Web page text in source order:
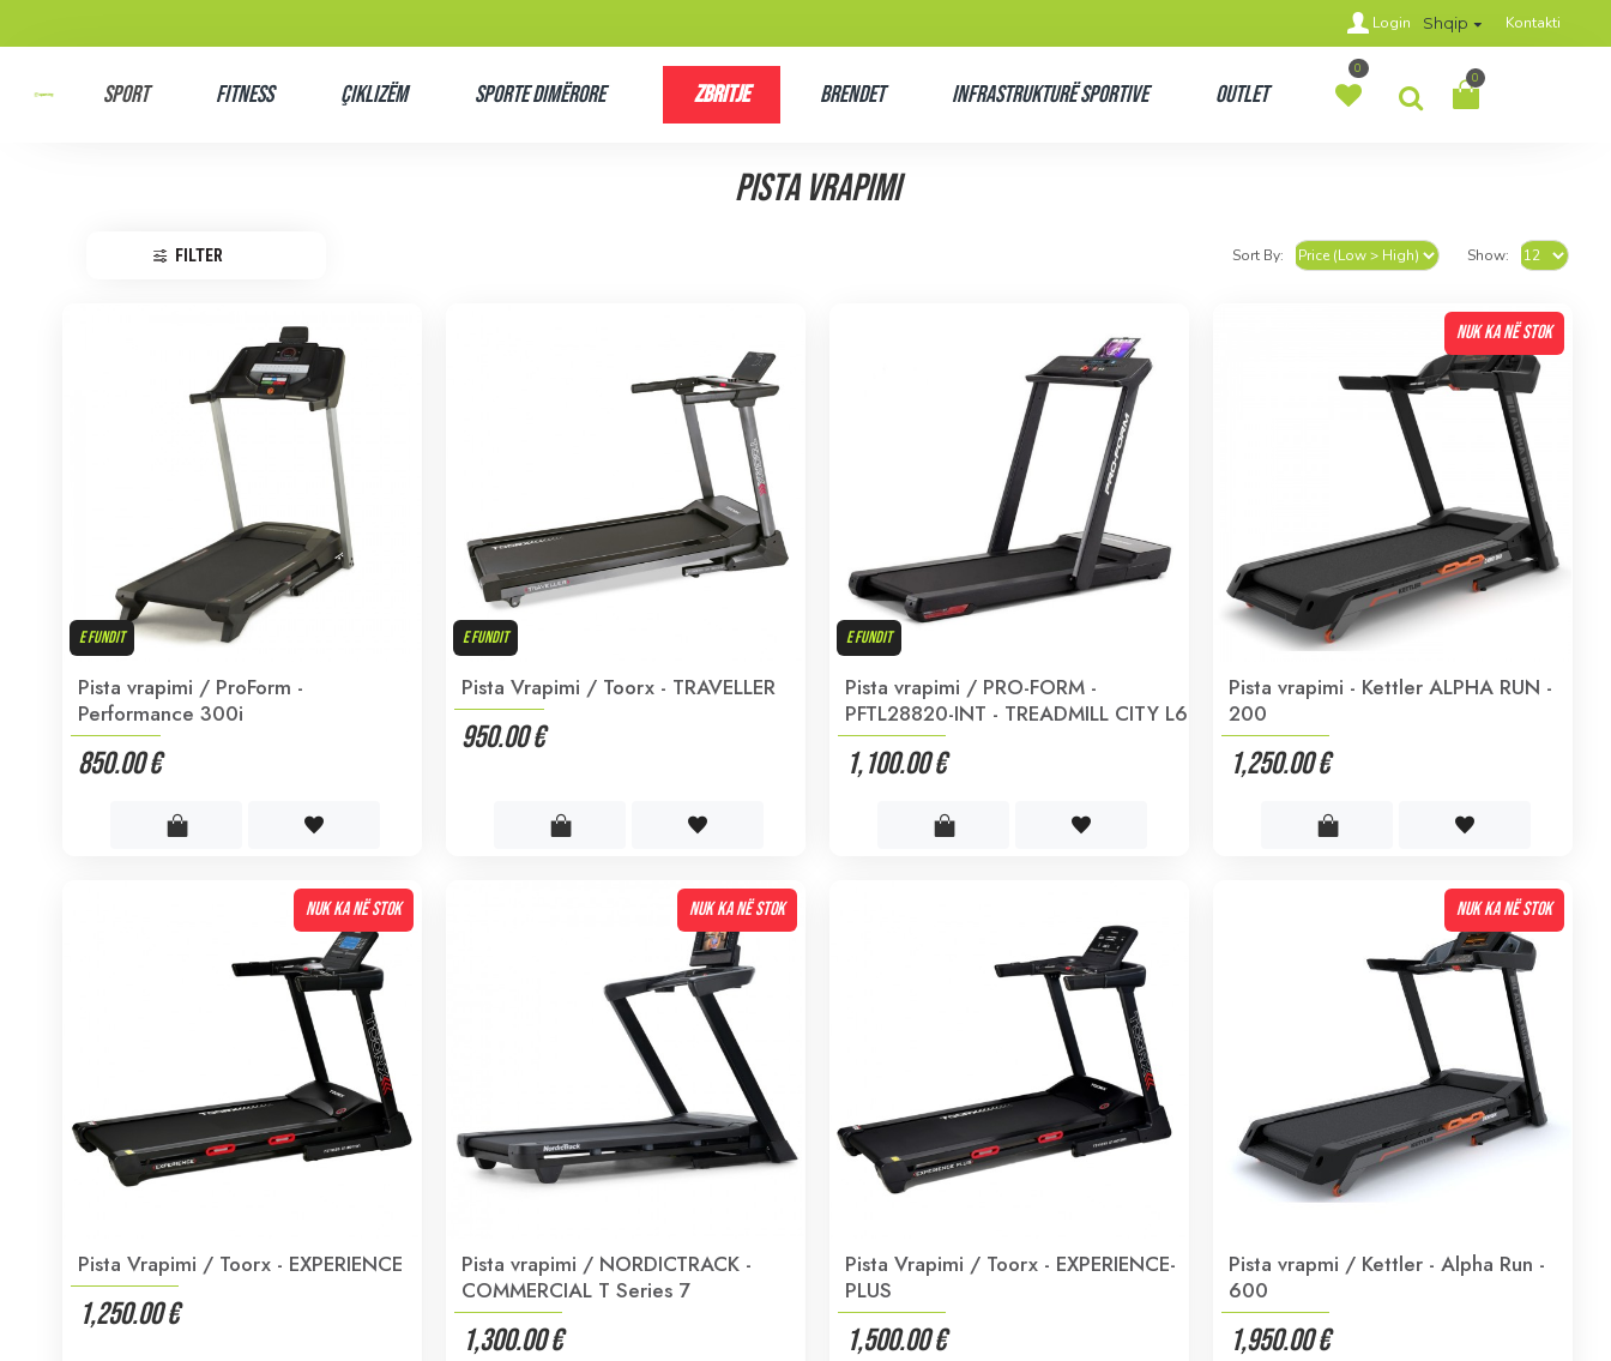
Login Shqip Kontakti
SPORT Fitness Çiklizëm Sporte Dimërore Zbritje Brendet Infrastrukturë Sportive Outlet
0
0
PISTA VRAPIMI
FILTER Sort By: Show:
E FUNDIT
Pista vrapimi / ProForm -
Performance 300i
850.00 €
E FUNDIT
Pista Vrapimi / Toorx - TRAVELLER
950.00 €
E FUNDIT
Pista vrapimi / PRO-FORM -
PFTL28820-INT - TREADMILL CITY L6
1,100.00 €
NUK KA NË STOK
Pista vrapimi - Kettler ALPHA RUN -
200
1,250.00 €
NUK KA NË STOK
Pista Vrapimi / Toorx - EXPERIENCE
1,250.00 €
NUK KA NË STOK
Pista vrapimi / NORDICTRACK -
COMMERCIAL T Series 7
1,300.00 €
Pista Vrapimi / Toorx - EXPERIENCE-
PLUS
1,500.00 €
NUK KA NË STOK
Pista vrapmi / Kettler - Alpha Run -
600
1,950.00 €